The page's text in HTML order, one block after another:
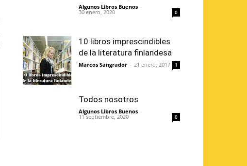
Algunos Libros Buenos -
30 enero, 2020 0
10 libros imprescindibles
de la literatura finlandesa
Marcos Sangrador - 21 enero, 2017 1
Todos nosotros
Algunos Libros Buenos -
11 septiembre, 2020 0